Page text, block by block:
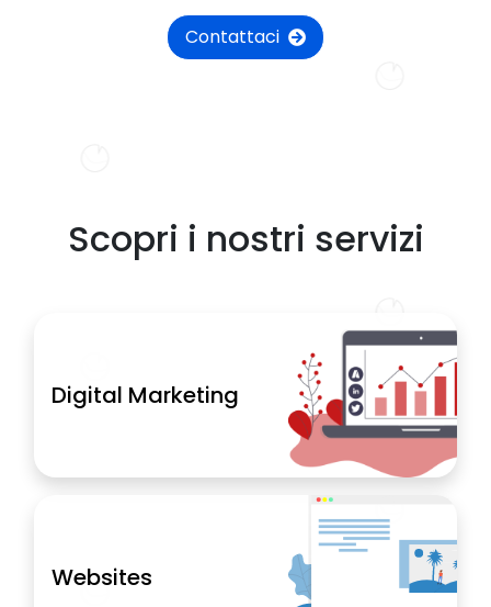
Contattaci
Scopri i nostri servizi
Digital Marketing
Websites